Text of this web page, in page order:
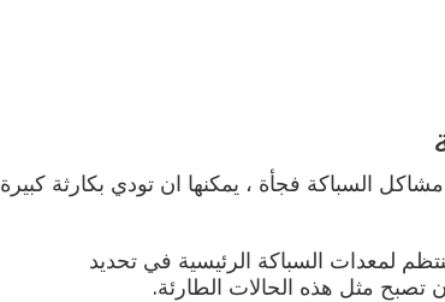
السباكة فجأة ، يمكنها ان تودي بكارثة كبيرة
لمعدات السباكة الرئيسية في تحديد
تصبح مثل هذه الحالات الطارئة.